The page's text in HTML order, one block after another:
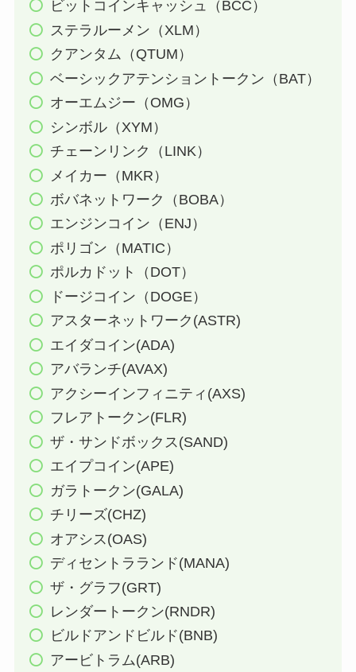
ビットコインキャッシュ（BCC）
ステラルーメン（XLM）
クアンタム（QTUM）
ベーシックアテンショントークン（BAT）
オーエムジー（OMG）
シンボル（XYM）
チェーンリンク（LINK）
メイカー（MKR）
ボバネットワーク（BOBA）
エンジンコイン（ENJ）
ポリゴン（MATIC）
ポルカドット（DOT）
ドージコイン（DOGE）
アスターネットワーク(ASTR)
エイダコイン(ADA)
アバランチ(AVAX)
アクシーインフィニティ(AXS)
フレアトークン(FLR)
ザ・サンドボックス(SAND)
エイプコイン(APE)
ガラトークン(GALA)
チリーズ(CHZ)
オアシス(OAS)
ディセントラランド(MANA)
ザ・グラフ(GRT)
レンダートークン(RNDR)
ビルドアンドビルド(BNB)
アービトラム(ARB)